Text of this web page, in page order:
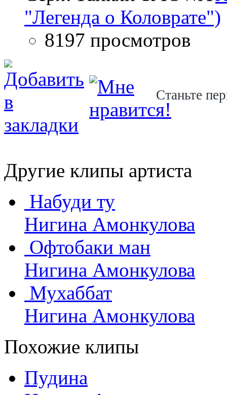
"Легенда о Коловрате")
8197 просмотров
Станьте
Другие клипы артиста
Набуди ту
Нигина Амонкулова
Офтобаки ман
Нигина Амонкулова
Мухаббат
Нигина Амонкулова
Похожие клипы
Пудина